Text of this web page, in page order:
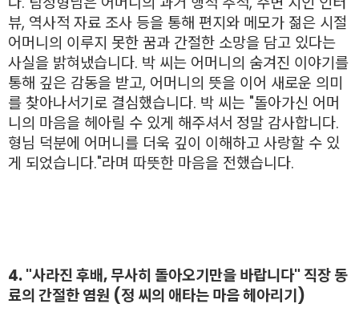
뷰, 역사적 자료 조사 등을 통해 편지와 메모가 젊은 시절
어머니의 이루지 못한 꿈과 간절한 소망을 담고 있다는
사실을 밝혀냈습니다. 박 씨는 어머니의 숨겨진 이야기를
통해 깊은 감동을 받고, 어머니의 뜻을 이어 새로운 의미
를 찾아나서기로 결심했습니다. 박 씨는 "돌아가신 어머
니의 마음을 헤아릴 수 있게 해주셔서 정말 감사합니다.
형님 덕분에 어머니를 더욱 깊이 이해하고 사랑할 수 있
게 되었습니다."라며 따뜻한 마음을 전했습니다.
4. "사라진 후배, 무사히 돌아오기만을 바랍니다" 직장 동
료의 간절한 염원 (정 씨의 애타는 마음 헤아리기)